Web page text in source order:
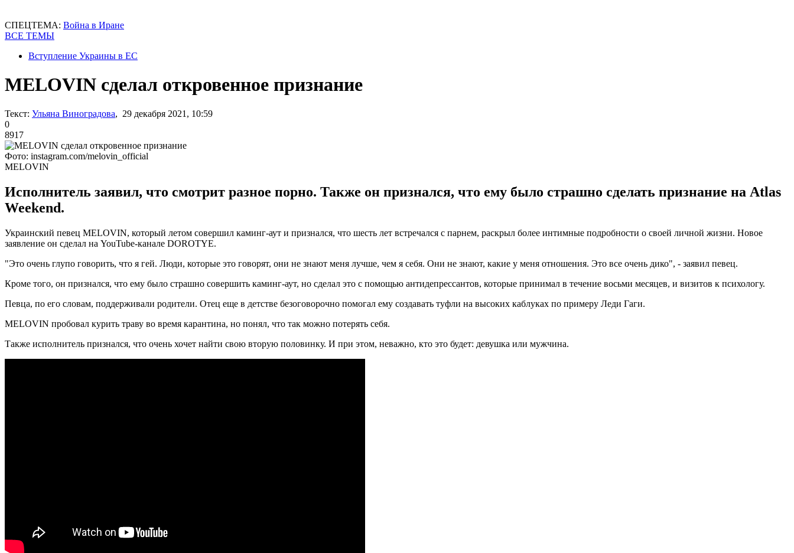
СПЕЦТЕМА: Война в Иране
ВСЕ ТЕМЫ
Вступление Украины в ЕС
MELOVIN сделал откровенное признание
Текст: Ульяна Виноградова, 29 декабря 2021, 10:59
0
8917
Фото: instagram.com/melovin_official
MELOVIN
Исполнитель заявил, что смотрит разное порно. Также он признался, что ему было страшно сделать признание на Atlas
Weekend.
Украинский певец MELOVIN, который летом совершил каминг-аут и признался, что шесть лет встречался с парнем, раскрыл более интимные подробности о своей личной жизни. Новое
заявление он сделал на YouTube-канале DOROTYE.
"Это очень глупо говорить, что я гей. Люди, которые это говорят, они не знают меня лучше, чем я себя. Они не знают, какие у меня отношения. Это все очень дико", - заявил певец.
Кроме того, он признался, что ему было страшно совершить каминг-аут, но сделал это с помощью антидепрессантов, которые принимал в течение восьми месяцев, и визитов к психологу.
Певца, по его словам, поддерживали родители. Отец еще в детстве безоговорочно помогал ему создавать туфли на высоких каблуках по примеру Леди Гаги.
MELOVIN пробовал курить траву во время карантина, но понял, что так можно потерять себя.
Также исполнитель признался, что очень хочет найти свою вторую половинку. И при этом, неважно, кто это будет: девушка или мужчина.